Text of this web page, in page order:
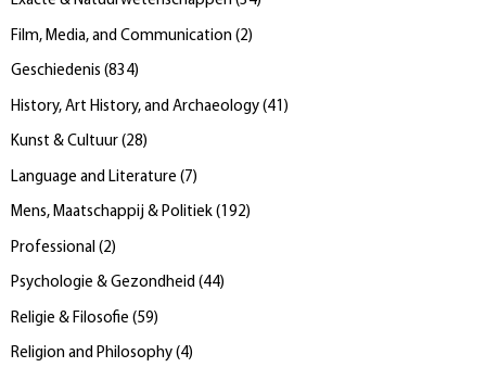
Film, Media, and Communication (2)
Geschiedenis (834)
History, Art History, and Archaeology (41 )
Kunst & Cultuur (28)
Language and Literature (7)
Mens, Maatschappij & Politiek (192)
Professional (2)
Psychologie & Gezondheid (44)
Religie & Filosofie (59)
Religion and Philosophy (4)